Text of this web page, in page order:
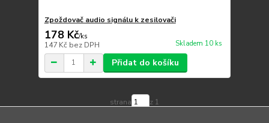
Zpoždovač audio signálu k zesilovači
178 Kč/ks
147 Kč bez DPH Skladem 10 ks
Přidat do košíku
strana z 1